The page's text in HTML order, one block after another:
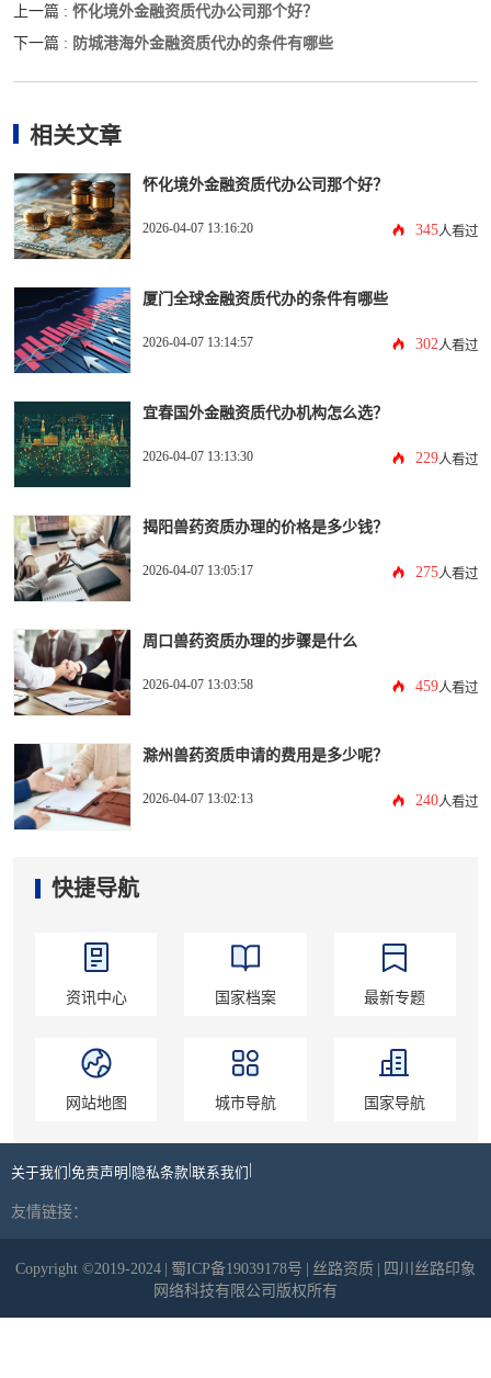
上一篇 : 怀化境外金融资质代办公司那个好？
下一篇 : 防城港海外金融资质代办的条件有哪些
相关文章
怀化境外金融资质代办公司那个好？
2026-04-07 13:16:20 345人看过
厦门全球金融资质代办的条件有哪些
2026-04-07 13:14:57 302 人看过
宜春国外金融资质代办机构怎么选？
2026-04-07 13:13:30 229人看过
揭阳兽药资质办理的价格是多少钱？
2026-04-07 13:05:17 275人看过
周口兽药资质办理的步骤是什么
2026-04-07 13:03:58 459人看过
滁州兽药资质申请的费用是多少呢？
2026-04-07 13:02:13 240人看过
快捷导航
资讯中心 国家档案 最新专题
网站地图 城市导航 国家导航
关于我们 |免责声明 | 隐私条款|联系我们 |
友情链接：
Copyright ©2019-2024 | 蜀ICP备19039178号 | 丝路资质 | 四川丝路印象
网络科技有限公司版权所有